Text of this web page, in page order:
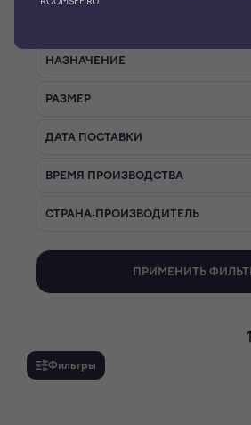
НАЗНАЧЕНИЕ
РАЗМЕР
ДАТА ПОСТАВКИ
ВРЕМЯ ПРОИЗВОДСТВА
СТРАНА-ПРОИЗВОДИТЕЛЬ
ПРИМЕНИТЬ
Фильтры